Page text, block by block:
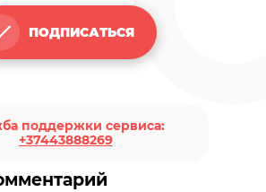
ПОДПИСАТЬСЯ
поддержки сервиса:
+37443888269